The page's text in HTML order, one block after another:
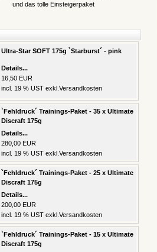
und das tolle Einsteigerpaket
Ultra-Star SOFT 175g `Starburst´ - pink
Details...
16,50 EUR
incl. 19 % UST exkl. Versandkosten
`Fehldruck´ Trainings-Paket - 35 x Ultimate
Discraft 175g
Details...
280,00 EUR
incl. 19 % UST exkl. Versandkosten
`Fehldruck´ Trainings-Paket - 25 x Ultimate
Discraft 175g
Details...
200,00 EUR
incl. 19 % UST exkl. Versandkosten
`Fehldruck´ Trainings-Paket - 15 x Ultimate
Discraft 175g